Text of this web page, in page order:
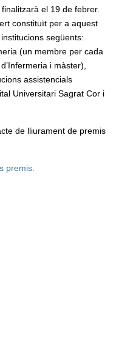
el 19 de febrer.
constituït per a aquest
següents:
(un membre per cada
i màster),
assistencials
Universitari Sagrat Cor i
de lliurament de premis
premis.